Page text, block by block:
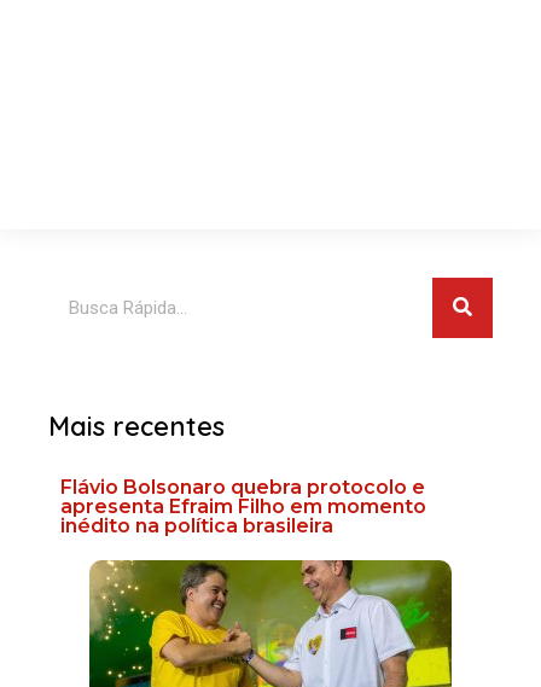
Mais recentes
Flávio Bolsonaro quebra protocolo e
apresenta Efraim Filho em momento
inédito na política brasileira